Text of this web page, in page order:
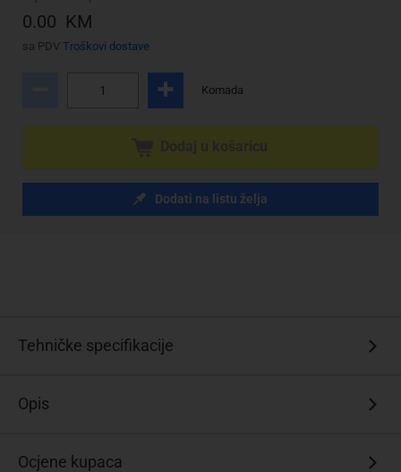
0.00 KM
sa PDV Troškovi dostave
Komada
Dodati na listu želja
Tehničke specifikacije
Opis
Ocjene kupaca